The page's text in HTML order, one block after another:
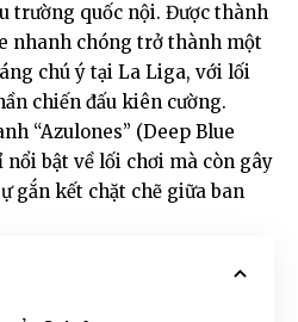
trường quốc nội. Được thành
nhanh chóng trở thành một
chú ý tại La Liga, với lối
chiến đấu kiên cường.
“Azulones” (Deep Blue
nổi bật về lối chơi mà còn gây
gắn kết chặt chẽ giữa ban